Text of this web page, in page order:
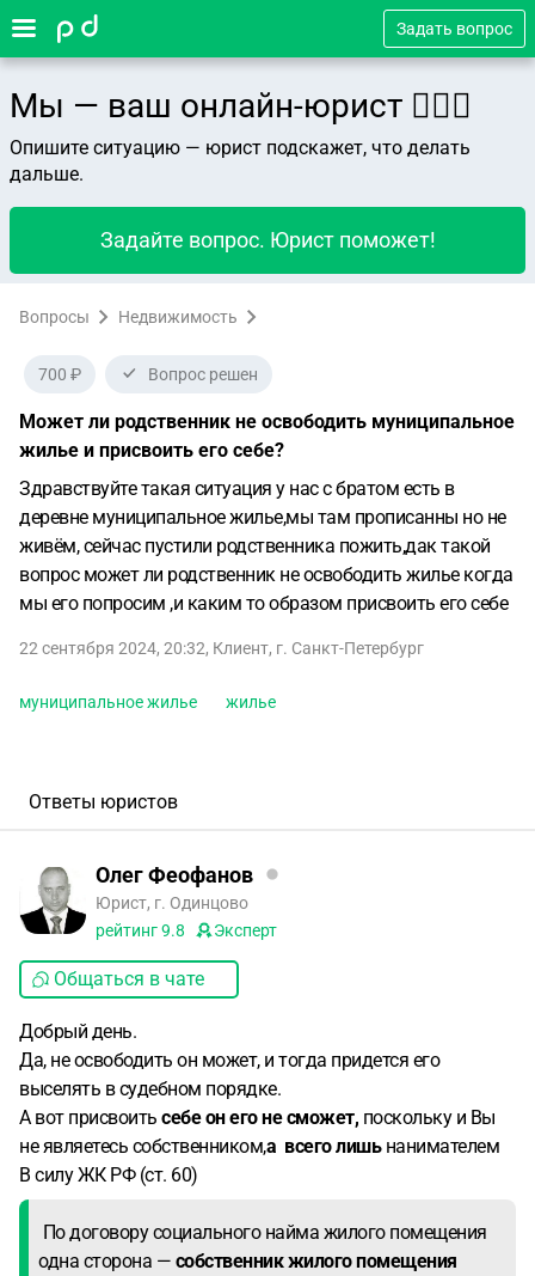
Задать вопрос
Мы — ваш онлайн-юрист 👨🏻‍⚖️
Опишите ситуацию — юрист подскажет, что делать
дальше.
Задайте вопрос. Юрист поможет!
Вопросы Недвижимость
700 ₽ Вопрос решен
Может ли родственник не освободить муниципальное
жилье и присвоить его себе?
Здравствуйте такая ситуация у нас с братом есть в
деревне муниципальное жилье,мы там прописанны но не
живём, сейчас пустили родственника пожить,дак такой
вопрос может ли родственник не освободить жилье когда
мы его попросим ,и каким то образом присвоить его себе
22 сентября 2024, 20:32, Клиент, г. Санкт-Петербург
муниципальное жилье жилье
Ответы юристов
Олег Феофанов
Юрист, г. Одинцово
рейтинг9.8 Эксперт
Общаться в чате
Добрый день.
Да, не освободить он может, и тогда придется его
выселять в судебном порядке.
А вот присвоить себе он его не сможет, поскольку и Вы
не являетесь собственником,а всего лишьнанимателем
В силу ЖК РФ (ст. 60)
По договору социального найма жилого помещения
одна сторона — собственник жилого помещения